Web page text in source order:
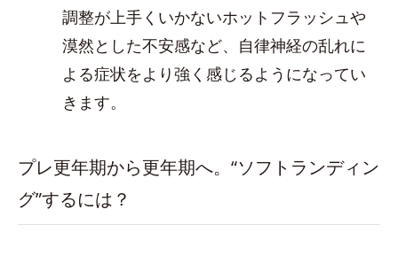
調整が上手くいかないホットフラッシュや
漠然とした不安感など、自律神経の乱れに
よる症状をより強く感じるようになってい
きます。
プレ更年期から更年期へ。“ソフトランディン
グ”するには？